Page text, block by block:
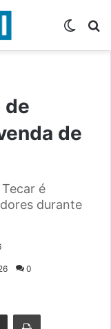
de
de
é
durante
0